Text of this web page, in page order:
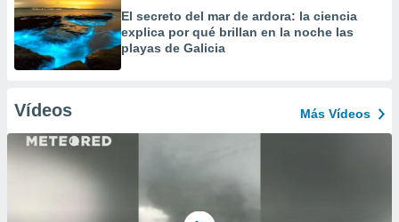
El secreto del mar de ardora: la ciencia
explica por qué brillan en la noche las
playas de Galicia
Vídeos Más Vídeos